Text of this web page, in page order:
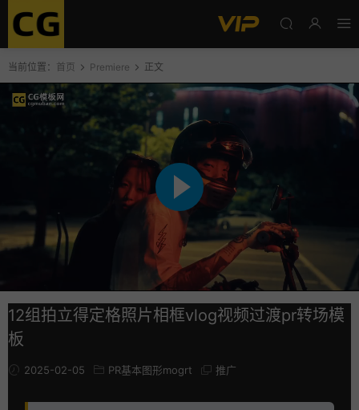
当前位置： 首页 Premiere 正文
12组拍立得定格照片相框vlog视频过渡pr转场模
板
2025-02-05 PR基本图形mogrt 推广